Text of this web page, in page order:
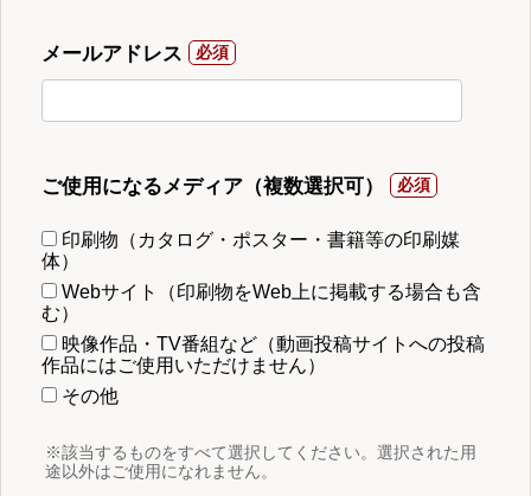
メールアドレス
ご使用になるメディア（複数選択可）
印刷物（カタログ・ポスター・書籍等の印刷媒
体）
Webサイト（印刷物をWeb上に掲載する場合も含
む）
映像作品・TV番組など（動画投稿サイトへの投稿
作品にはご使用いただけません）
その他
※該当するものをすべて選択してください。選択された用
途以外はご使用になれません。